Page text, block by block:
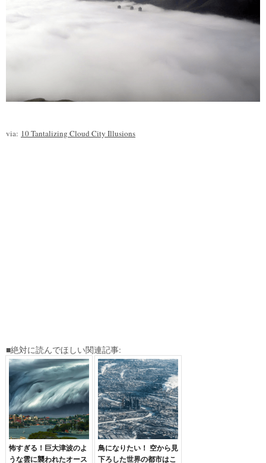
via: 10 Tantalizing Cloud City Illusions
■絶対に読んでほしい関連記事:
怖すぎる！巨大津波のよ
うな雲に襲われたオース
鳥になりたい！ 空から見
下ろした世界の都市はこ